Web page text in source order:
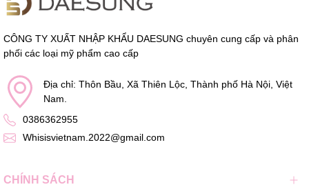
CÔNG TY XUẤT NHẬP KHẨU DAESUNG chuyên cung cấp và phân
phối các loại mỹ phẩm cao cấp
Địa chỉ: Thôn Bầu, Xã Thiên Lộc, Thành phố Hà Nội, Việt
Nam.
0386362955
Whisisvietnam.2022@gmail.com
CHÍNH SÁCH